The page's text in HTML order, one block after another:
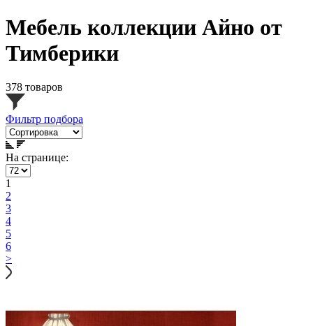
Мебель коллекции Айно от
Тимберики
378 товаров
Фильтр подбора
На странице:
1
2
3
4
5
6
>